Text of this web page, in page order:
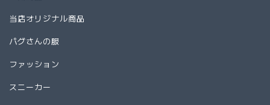
当店オリジナル商品
パグさんの服
ファッション
スニーカー